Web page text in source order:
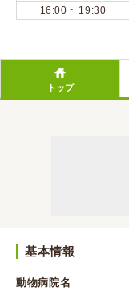
16:00 ~ 19:30
トップ
基本情報
動物病院名